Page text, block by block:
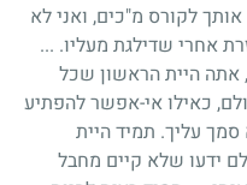
לקורס מ"כים, ואני לא
אחרי שדילגת מעליו. ...
אתה היית הראשון שכל
כאילו אי-אפשר להפתיע
עליך. תמיד היית
ידעו שלא קיים מחבל